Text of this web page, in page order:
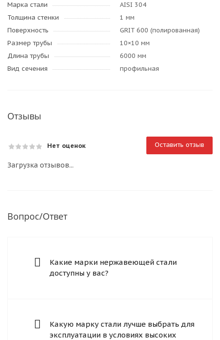
Марка стали
AISI 304
Толщина стенки
1 мм
Поверхность
GRIT 600 (полированная)
Размер трубы
10×10 мм
Длина трубы
6000 мм
Вид сечения
профильная
Отзывы
Нет оценок Оставить отзыв
Загрузка отзывов...
Вопрос/Ответ
Какие марки нержавеющей стали
доступны у вас?
Какую марку стали лучше выбрать для
эксплуатации в условиях высоких